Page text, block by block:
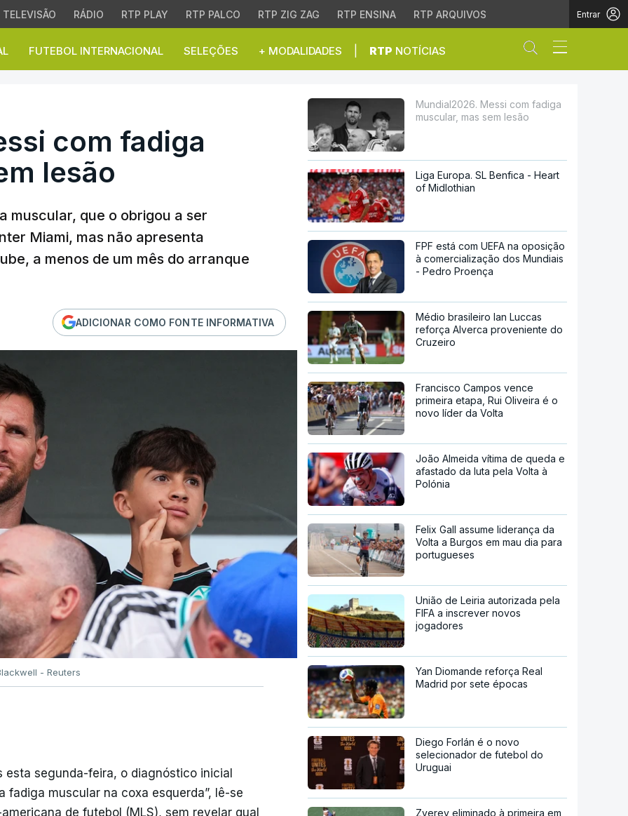
TELEVISÃO RÁDIO RTP PLAY RTP PALCO RTP ZIG ZAG RTP ENSINA RTP ARQUIVOS Entrar
FUTEBOL INTERNACIONAL SELEÇÕES + MODALIDADES RTP NOTÍCIAS Abrir campo
com fadiga muscular, mas sem lesão
com fadiga
lesão
muscular, que o obrigou a ser
Miami, mas não apresenta
a menos de um mês do arranque
ADICIONAR COMO FONTE INFORMATIVA
- Reuters
esta segunda-feira, o diagnóstico inicial
muscular na coxa esquerda”, lê-se
de futebol (MLS), sem revelar qual
Mundial2026. Messi com fadiga
muscular, mas sem lesão
Liga Europa. SL Benfica - Heart
of Midlothian
FPF está com UEFA na oposição
à comercialização dos Mundiais
- Pedro Proença
Médio brasileiro Ian Luccas
reforça Alverca proveniente do
Cruzeiro
Francisco Campos vence
primeira etapa, Rui Oliveira é o
novo líder da Volta
João Almeida vítima de queda e
afastado da luta pela Volta à
Polónia
Felix Gall assume liderança da
Volta a Burgos em mau dia para
portugueses
União de Leiria autorizada pela
FIFA a inscrever novos
jogadores
Yan Diomande reforça Real
Madrid por sete épocas
Diego Forlán é o novo
selecionador de futebol do
Uruguai
Zverev eliminado à primeira em